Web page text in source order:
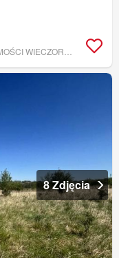
8 Zdjęcia